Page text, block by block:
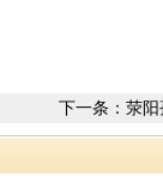
下一条： 荥阳